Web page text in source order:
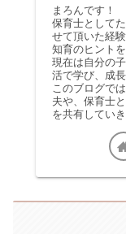
まろんです！
保育士として
せて頂いた経
知育のヒントを
現在は自分の
活で学び、成
このブログで
夫や、保育士
を共有していき